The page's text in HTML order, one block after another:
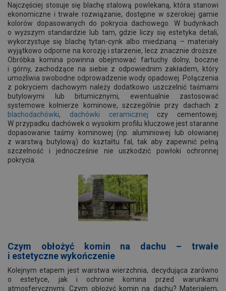
Najczęściej stosuje się blachę stalową powlekaną, która stanowi
ekonomiczne i trwałe rozwiązanie, dostępne w szerokiej gamie
kolorów dopasowanych do pokrycia dachowego. W budynkach
o wyższym standardzie lub tam, gdzie liczy się estetyka detali,
wykorzystuje się blachę tytan-cynk albo miedzianą – materiały
wyjątkowo odporne na korozję i starzenie, lecz znacznie droższe.
Obróbka komina powinna obejmować fartuchy dolny, boczne
i górny, zachodzące na siebie z odpowiednim zakładem, który
umożliwia swobodne odprowadzenie wody opadowej. Połączenia
z pokryciem dachowym należy dodatkowo uszczelnić taśmami
butylowymi lub bitumicznymi, ewentualnie zastosować
systemowe kołnierze kominowe, szczególnie przy dachach z
blachodachówki, dachówki ceramicznej czy cementowej.
W przypadku dachówek o wysokim profilu kluczowe jest staranne
dopasowanie taśmy kominowej (np. aluminiowej lub ołowianej
z warstwą butylową) do kształtu fal, tak aby zapewnić pełną
szczelność i jednocześnie nie uszkodzić powłoki ochronnej
pokrycia.
Czym obłożyć komin na dachu – trwałe
i estetyczne wykończenie
Kolejnym etapem jest warstwa wierzchnia, decydująca zarówno
o estetyce, jak i ochronie komina przed warunkami
atmosferycznymi. Czym obłożyć komin na dachu? Materiałem,